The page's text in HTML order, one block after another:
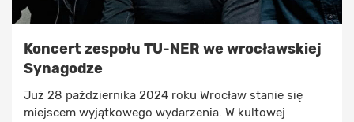
Koncert zespołu TU-NER we wrocławskiej
Synagodze
Już 28 października 2024 roku Wrocław stanie się
miejscem wyjątkowego wydarzenia. W kultowej